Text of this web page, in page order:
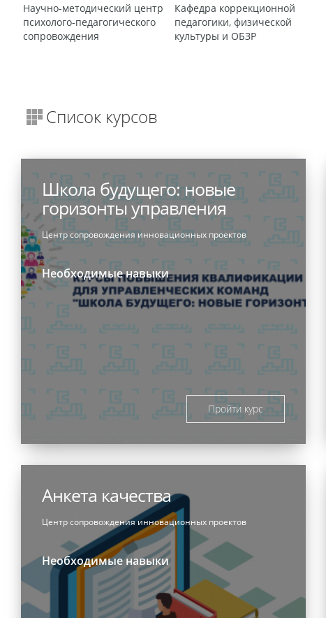
Научно-методический центр
психолого-педагогического
сопровождения
Кафедра коррекционной
педагогики, физической
культуры и ОБЗР
Список курсов
Школа будущего: новые
горизонты управления
Центр сопровождения инновационных проектов
Необходимые навыки
Пройти курс
Анкета качества
Центр сопровождения инновационных проектов
Необходимые навыки